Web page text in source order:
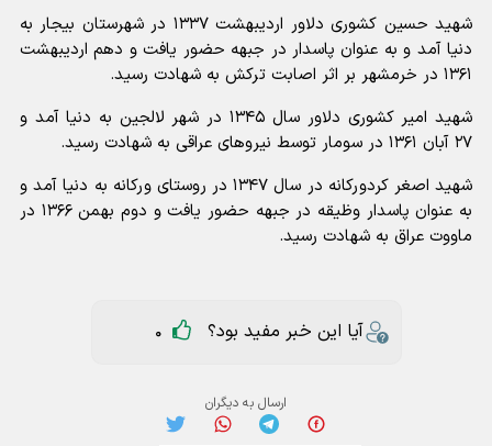
شهید حسین کشوری دلاور اردیبهشت ۱۳۳۷ در شهرستان بیجار به
دنیا آمد و به عنوان پاسدار در جبهه حضور یافت و دهم اردیبهشت
۱۳۶۱ در خرمشهر بر اثر اصابت ترکش به شهادت رسید.
شهید امیر کشوری دلاور سال ۱۳۴۵ در شهر لالجین به دنیا آمد و
۲۷ آبان ۱۳۶۱ در سومار توسط نیروهای عراقی به شهادت رسید.
شهید اصغر کردورکانه در سال ۱۳۴۷ در روستای ورکانه به دنیا آمد و
به عنوان پاسدار وظیقه در جبهه حضور یافت و دوم بهمن ۱۳۶۶ در
ماووت عراق به شهادت رسید.
آیا این خبر مفید بود؟ 0
ارسال به دیگران